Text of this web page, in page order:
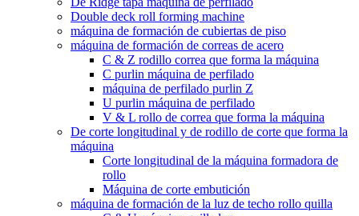
Double deck roll forming machine
máquina de formación de cubiertas de piso
máquina de formación de correas de acero
C & Z rodillo correa que forma la máquina
C purlin máquina de perfilado
máquina de perfilado purlin Z
U purlin máquina de perfilado
V & L rollo de correa que forma la máquina
De corte longitudinal y de rodillo de corte que forma la
máquina
Corte longitudinal de la máquina formadora de
rollo
Máquina de corte embutición
máquina de formación de la luz de techo rollo quilla